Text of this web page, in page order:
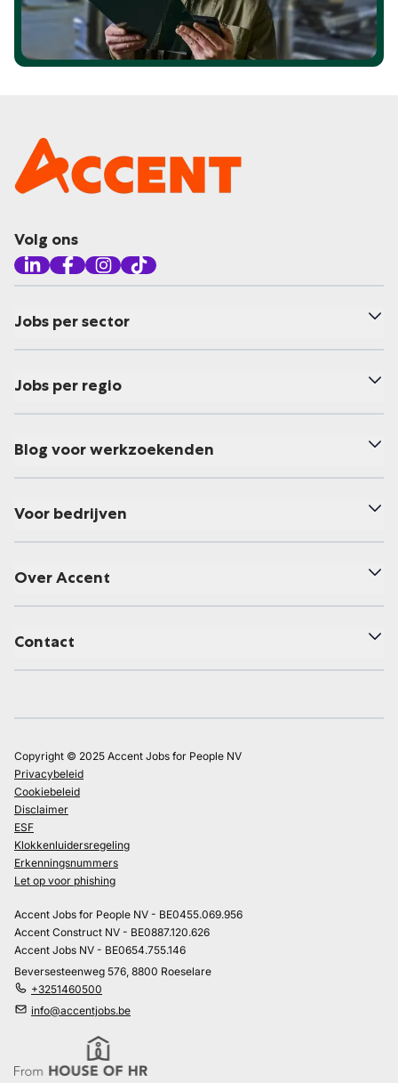
Volg ons
Jobs per sector
Jobs per regio
Blog voor werkzoekenden
Voor bedrijven
Over Accent
Contact
Copyright © 2025 Accent Jobs for People NV
Privacybeleid
Cookiebeleid
Disclaimer
ESF
Klokkenluidersregeling
Erkenningsnummers
Let op voor phishing
Accent Jobs for People NV - BE0455.069.956
Accent Construct NV - BE0887.120.626
Accent Jobs NV - BE0654.755.146
Beversesteenweg 576, 8800 Roeselare
+3251460500
info@accentjobs.be